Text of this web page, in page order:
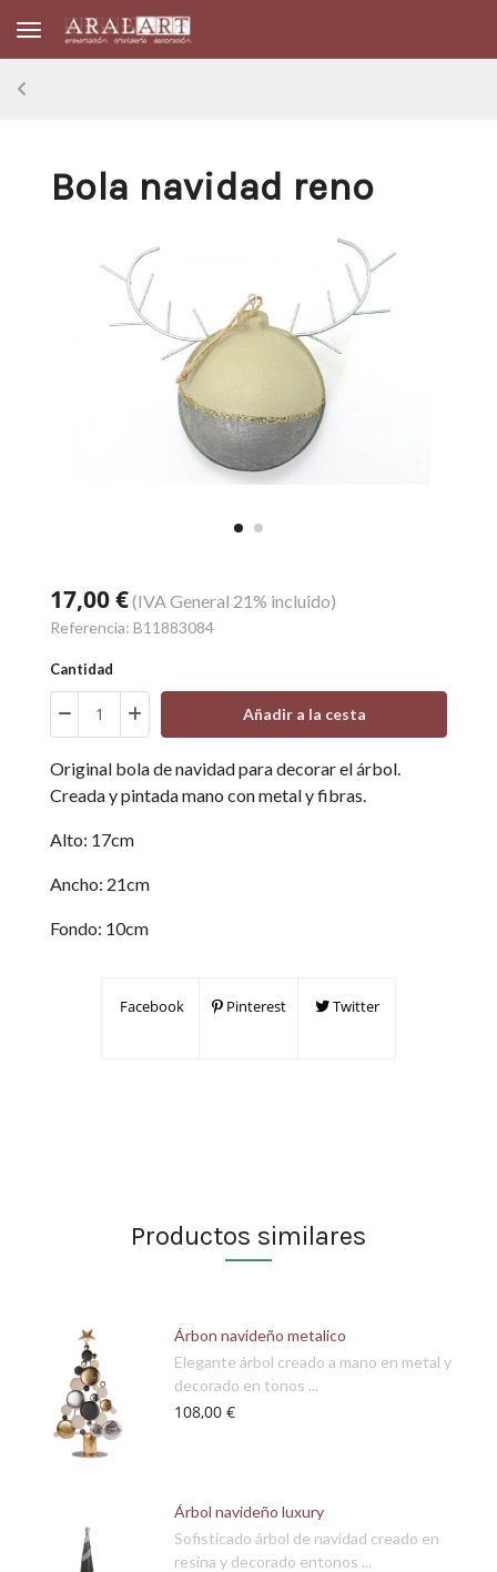
Toggle navigation
Bola navidad reno
17,00 €(IVA General 21% incluido)
Referencia: B11883084
Cantidad
Añadir a la cesta
Original bola de navidad para decorar el árbol.
Creada y pintada mano con metal y fibras.
Alto: 17cm
Ancho: 21cm
Fondo: 10cm
Facebook Pinterest Twitter
Productos similares
Árbon navideño metalico
Elegante árbol creado a mano en metal y
decorado en tonos ...
108,00 €
Árbol navideño luxury
Sofisticado árbol de navidad creado en
resina y decorado entonos ...